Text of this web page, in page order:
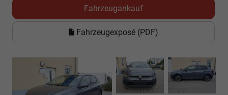
Fahrzeugankauf
Fahrzeugexposé (PDF)